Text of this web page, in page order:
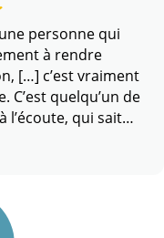
personne qui
à rendre
[…] c’est vraiment
quelqu’un de
l’écoute, qui sait
technique